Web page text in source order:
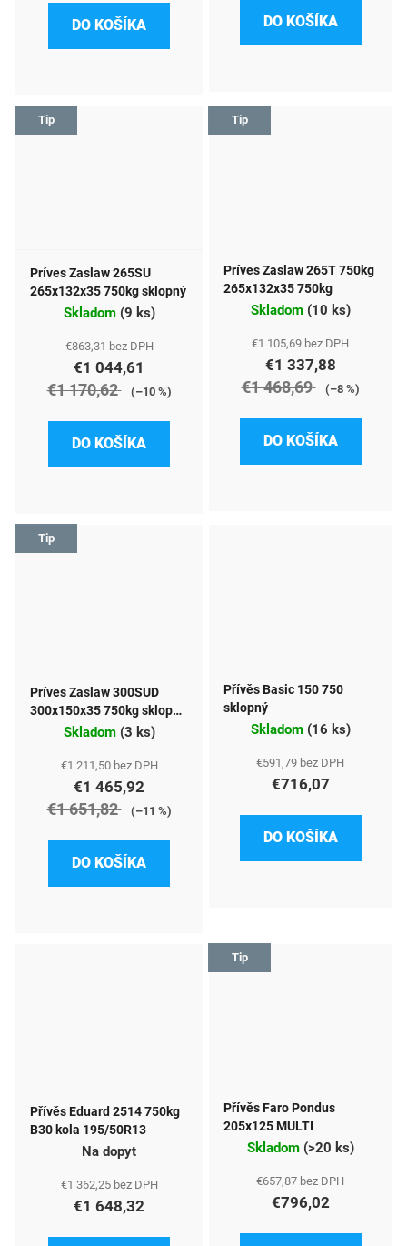
DO KOŠÍKA DO KOŠÍKA
Tip
Príves Zaslaw 265SU
265x132x35 750kg sklopný
Skladom (9 ks)
€863,31 bez DPH
€1 044,61
€1 170,62 (–10 %)
DO KOŠÍKA
Tip
Príves Zaslaw 265T 750kg
265x132x35 750kg
Skladom (10 ks)
€1 105,69 bez DPH
€1 337,88
€1 468,69 (–8 %)
DO KOŠÍKA
Tip
Príves Zaslaw 300SUD
300x150x35 750kg sklopný,
náprava 1000kg
Skladom (3 ks)
€1 211,50 bez DPH
€1 465,92
€1 651,82 (–11 %)
DO KOŠÍKA
Přívěs Basic 150 750
sklopný
Skladom (16 ks)
€591,79 bez DPH
€716,07
DO KOŠÍKA
Přívěs Eduard 2514 750kg
B30 kola 195/50R13
Na dopyt
€1 362,25 bez DPH
€1 648,32
Tip
Přívěs Faro Pondus
205x125 MULTI
Skladom (>20 ks)
€657,87 bez DPH
€796,02